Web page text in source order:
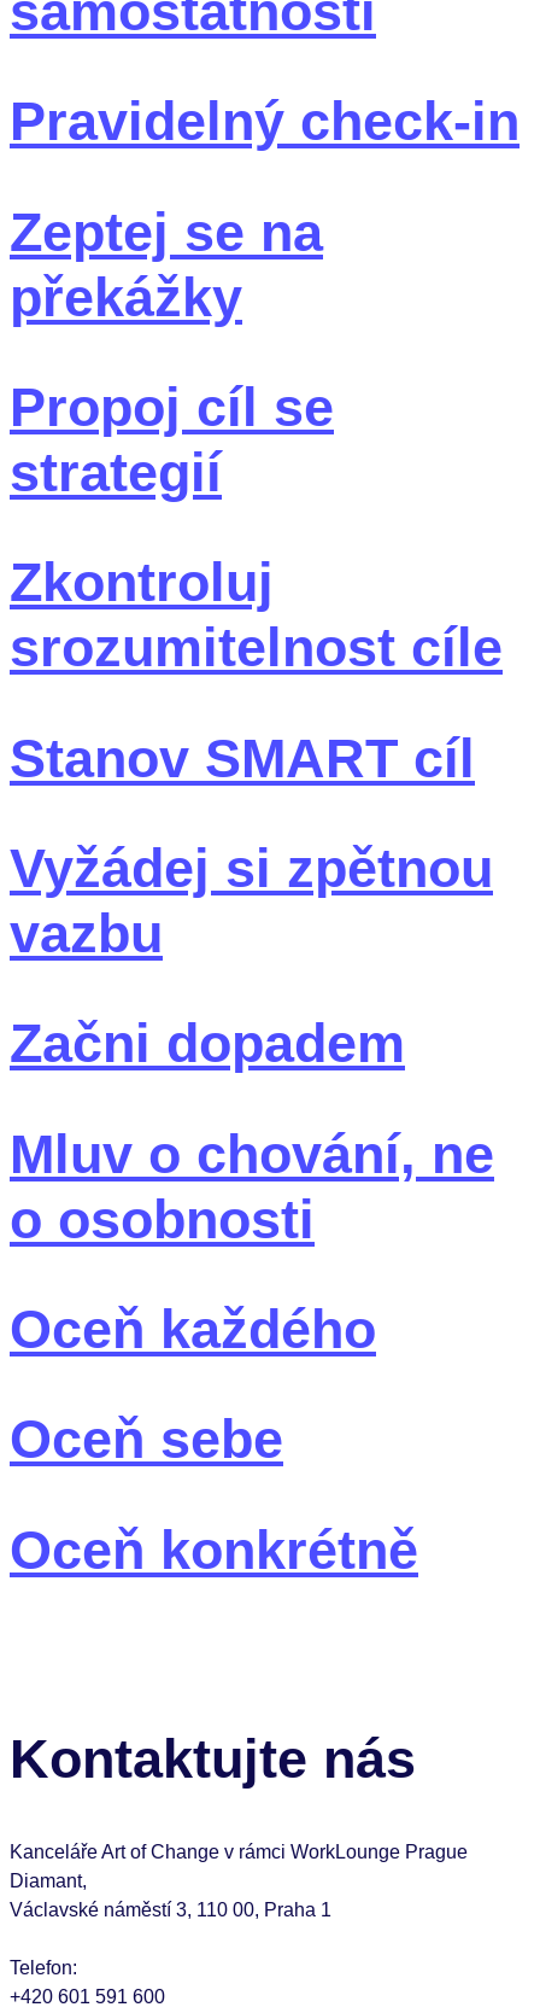
Pravidelný check-in
Zeptej se na
překážky
Propoj cíl se
strategií
Zkontroluj
srozumitelnost cíle
Stanov SMART cíl
Vyžádej si zpětnou
vazbu
Začni dopadem
Mluv o chování, ne
o osobnosti
Oceň každého
Oceň sebe
Oceň konkrétně
Kontaktujte nás
Kanceláře Art of Change v rámci WorkLounge Prague
Diamant,
Václavské náměstí 3, 110 00, Praha 1
Telefon:
+420 601 591 600